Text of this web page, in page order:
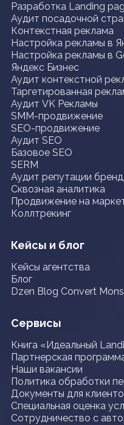
Разработка Landing
Аудит посадочной
Контекстная реклама
Настройка рекламы в
Настройка рекламы в
Яндекс Бизнес
Аудит контекстной
Таргетированная
Аудит VK Рекламы
SMM-продвижение
SEO-продвижение
Аудит SEO
Базовое SEO
SERM
Аудит репутации
Сквозная аналитика
Продвижение на
Коллтрекинг
Кейсы и блог
Кейсы агентства
Блог
Dzen Blog Convert
Сервисы
Книга «Идеальный
Партнерская
Наши вакансии
Политика обработки
Документы для
Специальная оценка
Сотрудничество с